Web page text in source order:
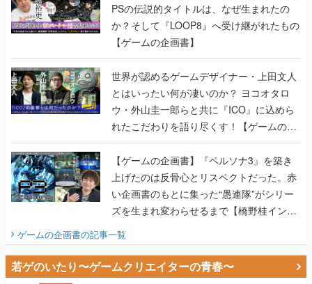
PSの伝説的タイトルは、なぜ生まれたの
か？そして『LOOP8』へ受け継がれたもの
【ゲームの企画書】
世界が認めるゲームデザイナー・上田文人
とはいったい何が凄いのか？ ヨコオタロ
ウ・外山圭一郎らと共に『ICO』に込めら
れたこだわりを語り尽くす！【ゲームの企
画書】
【ゲームの企画書】『ペルソナ3』を築き
上げたのは反骨心とリスペクトだった。赤
い企画書のもとに集った“愚連隊”がシリー
ズを生まれ変わらせるまで【橋野桂インタ
ビュー】
ゲームの企画書の記事一覧
若ゲのいたり〜ゲームクリエイターの青春〜